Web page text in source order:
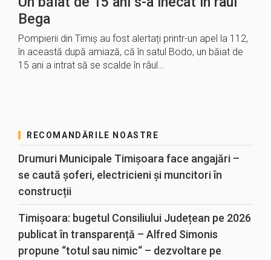
Bega
Pompierii din Timiș au fost alertați printr-un apel la 112,
în această după amiază, că în satul Bodo, un băiat de
15 ani a intrat să se scalde în râul…
RECOMANDĂRILE NOASTRE
Drumuri Municipale Timișoara face angajări –
se caută șoferi, electricieni și muncitori în
construcții
Timișoara: bugetul Consiliului Județean pe 2026
publicat în transparență – Alfred Simonis
propune “totul sau nimic“ – dezvoltare pe